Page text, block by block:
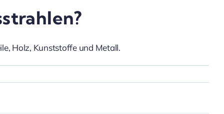
Holz, Kunststoffe und Metall.